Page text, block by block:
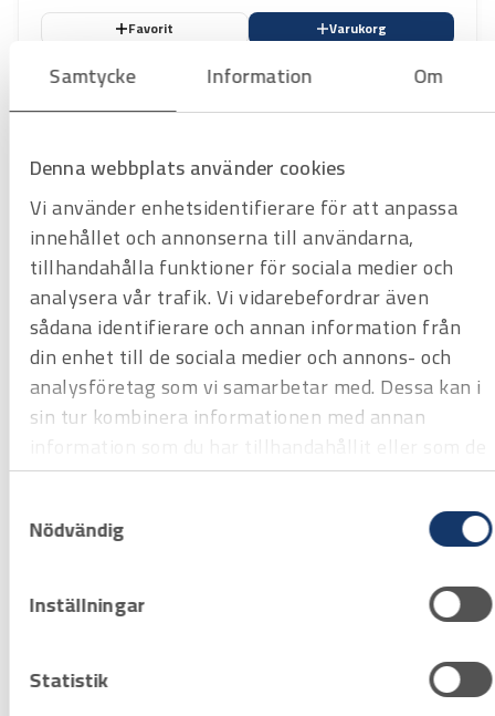
Samtycke Information Om
Denna webbplats använder cookies
Vi använder enhetsidentifierare för att anpassa
innehållet och annonserna till användarna,
tillhandahålla funktioner för sociala medier och
analysera vår trafik. Vi vidarebefordrar även
sådana identifierare och annan information från
din enhet till de sociala medier och annons- och
analysföretag som vi samarbetar med. Dessa kan i
sin tur kombinera informationen med annan
har samlat in när du har använt deras tjänster.
Nödvändig
Inställningar
Statistik
Favorit Varukorg
Art.nr 1005706
Pro-Fit HSS-borr HM 32-330 mm
DDH2MPSDS SDS skaft